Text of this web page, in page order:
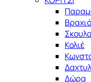
Κολιέ
Δώρα